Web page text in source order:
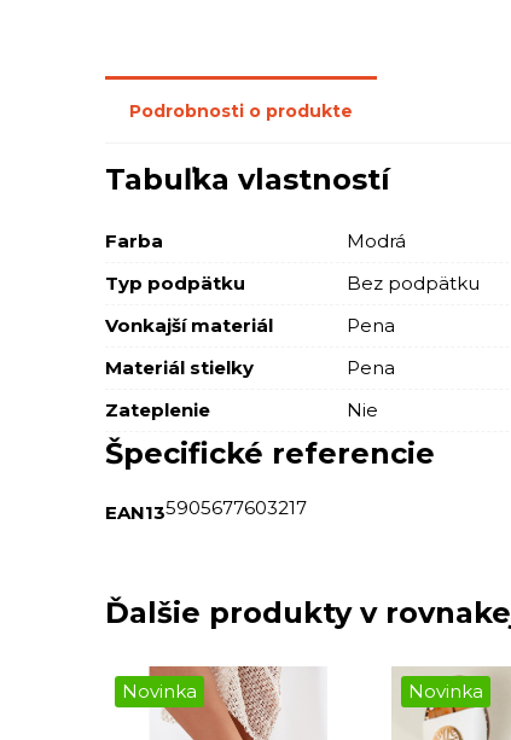
Podrobnosti o produkte
Tabuľka vlastností
Farba
Modrá
Typ podpätku
Bez podpätku
Vonkajší materiál
Pena
Materiál stielky
Pena
Zateplenie
Nie
Špecifické referencie
EAN135905677603217
Ďalšie produkty v
Novinka Novinka